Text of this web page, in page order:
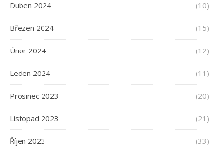
Duben 2024 (10)
Březen 2024 (15)
Únor 2024 (12)
Leden 2024 (11)
Prosinec 2023 (20)
Listopad 2023 (21)
Říjen 2023 (33)